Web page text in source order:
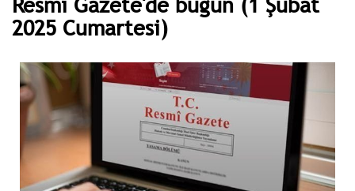
2025 Cumartesi)